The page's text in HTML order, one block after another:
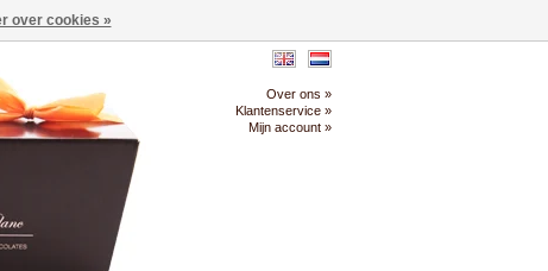
Over ons »
Klantenservice »
Mijn account »
over cookies »